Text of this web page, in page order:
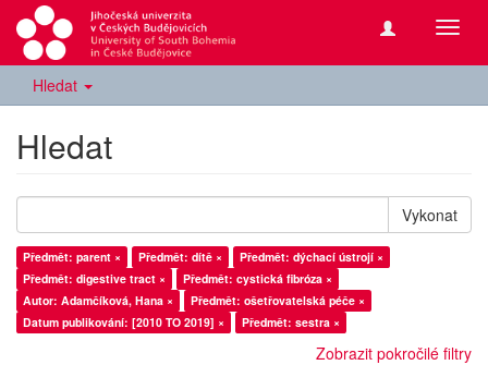
Hledat
Hledat
Vykonat
Předmět: parent × Předmět: dítě ×
Předmět: dýchací ústrojí ×
Předmět: digestive tract ×
Předmět: cystická fibróza ×
Autor: Adamčíková, Hana ×
Předmět: ošetřovatelská péče ×
Datum publikování: [2010 TO 2019] ×
Předmět: sestra ×
Zobrazit pokročilé filtry